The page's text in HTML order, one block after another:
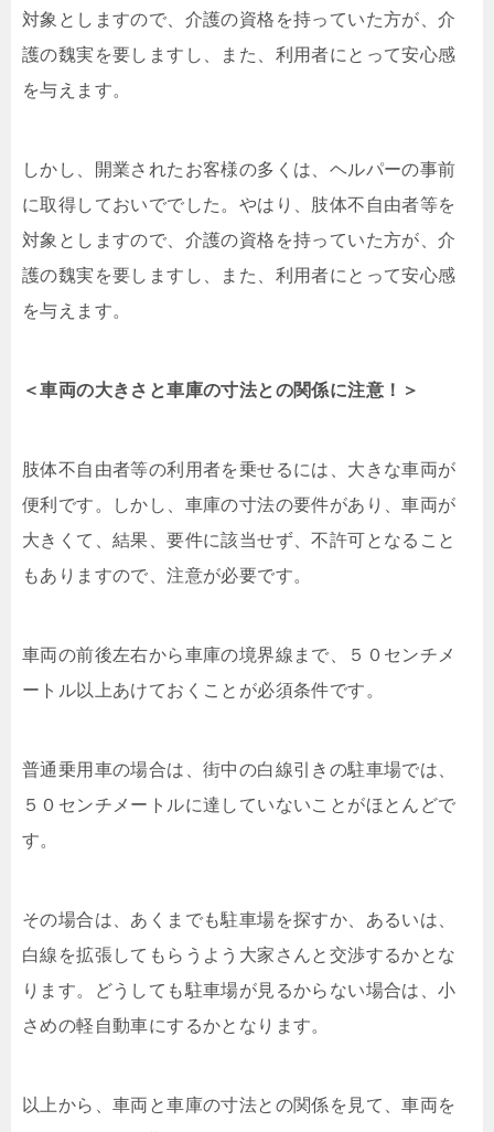
対象としますので、介護の資格を持っていた方が、介
護の魏実を要しますし、また、利用者にとって安心感
を与えます。
しかし、開業されたお客様の多くは、ヘルパーの事前
に取得しておいででした。やはり、肢体不自由者等を
対象としますので、介護の資格を持っていた方が、介
護の魏実を要しますし、また、利用者にとって安心感
を与えます。
＜車両の大きさと車庫の寸法との関係に注意！＞
肢体不自由者等の利用者を乗せるには、大きな車両が
便利です。しかし、車庫の寸法の要件があり、車両が
大きくて、結果、要件に該当せず、不許可となること
もありますので、注意が必要です。
車両の前後左右から車庫の境界線まで、５０センチメ
ートル以上あけておくことが必須条件です。
普通乗用車の場合は、街中の白線引きの駐車場では、
５０センチメートルに達していないことがほとんどで
す。
その場合は、あくまでも駐車場を探すか、あるいは、
白線を拡張してもらうよう大家さんと交渉するかとな
ります。どうしても駐車場が見るからない場合は、小
さめの軽自動車にするかとなります。
以上から、車両と車庫の寸法との関係を見て、車両を